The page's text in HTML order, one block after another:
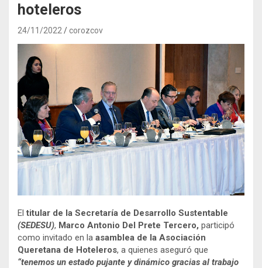
hoteleros
24/11/2022 corozcov
El titular de la Secretaría de Desarrollo Sustentable
(SEDESU), Marco Antonio Del Prete Tercero, participó
como invitado en la asamblea de la Asociación
Queretana de Hoteleros, a quienes aseguró que
“tenemos un estado pujante y dinámico gracias al trabajo